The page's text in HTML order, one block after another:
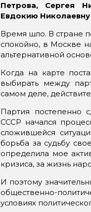
Петрова, Сергея
Евдокию Николаевну
Время шло. В стране
спокойно, в Москве
альтернативной
Когда на карте
выбирать между
самом деле,
Партия постепенно
СССР начался
сложившейся
борьба за судьбу
определила мое
кризиса, за жизнь
И поэтому
общественно-
условиях